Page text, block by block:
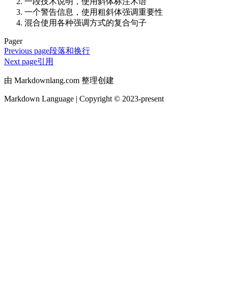
一个警告信息，使用粗斜体强调重要性
混合使用各种强调方式的复合句子
Pager
Previous page段落和换行
Next page引用
由 Markdownlang.com 整理创建
Markdown Language | Copyright © 2023-present